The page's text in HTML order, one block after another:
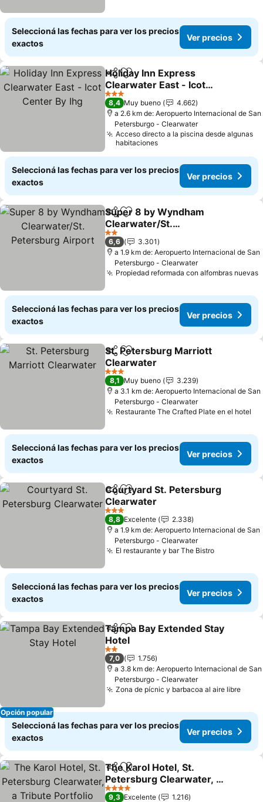
Seleccioná las fechas para ver los precios
exactos
Ver precios
CompartirAñadir a favoritos
Holiday Inn Express
Clearwater East - Icot
Center By Ihg
3 Estrellas
8,4 Muy bueno
4.662
a 2.6 km de: Aeropuerto Internacional de San
Petersburgo - Clearwater
Acceso directo a la piscina desde algunas
habitaciones
Seleccioná las fechas para ver los precios
exactos
Ver precios
CompartirAñadir a favoritos
Super 8 by Wyndham
Clearwater/St.
Petersburg Airport
2 Estrellas
6,6
3.301
a 1.9 km de: Aeropuerto Internacional de San
Petersburgo - Clearwater
Propiedad reformada con alfombras nuevas
Seleccioná las fechas para ver los precios
exactos
Ver precios
CompartirAñadir a favoritos
St. Petersburg Marriott
Clearwater
3 Estrellas
8,1 Muy bueno
3.239
a 3.1 km de: Aeropuerto Internacional de San
Petersburgo - Clearwater
Restaurante The Crafted Plate en el hotel
Seleccioná las fechas para ver los precios
exactos
Ver precios
CompartirAñadir a favoritos
Courtyard St. Petersburg
Clearwater
3 Estrellas
8,8 Excelente
2.338
a 1.9 km de: Aeropuerto Internacional de San
Petersburgo - Clearwater
El restaurante y bar The Bistro
Seleccioná las fechas para ver los precios
exactos
Ver precios
Opción popular
Compartir
Añadir a favoritos
Tampa Bay Extended Stay
Hotel
2 Estrellas
7,0
1.756
a 3.8 km de: Aeropuerto Internacional de San
Petersburgo - Clearwater
Zona de pícnic y barbacoa al aire libre
Seleccioná las fechas para ver los precios
exactos
Ver precios
Compartir
Añadir a favoritos
The Karol Hotel, St.
Petersburg Clearwater, a
Tribute Portfolio Hotel
4 Estrellas
9,3 Excelente
1.216